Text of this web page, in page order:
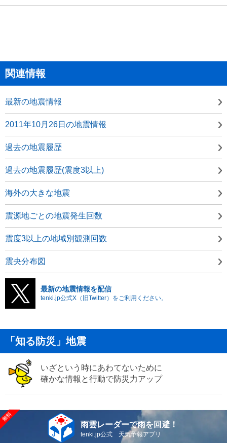
関連情報
最新の地震情報
2011年10月26日の地震情報
過去の地震履歴
過去の地震履歴(震度3以上)
海外の大きな地震
震源地ごとの地震発生回数
震度3以上の地域別観測回数
震央分布図
最新の地震情報を配信
tenki.jp公式X（旧Twitter）をご利用ください。
「知る防災」地震
いざという時にあわてないために
確かな情報と行動で防災力アップ
雨雲レーダーで雨を回避！
tenki.jp公式 天気予報アプリ